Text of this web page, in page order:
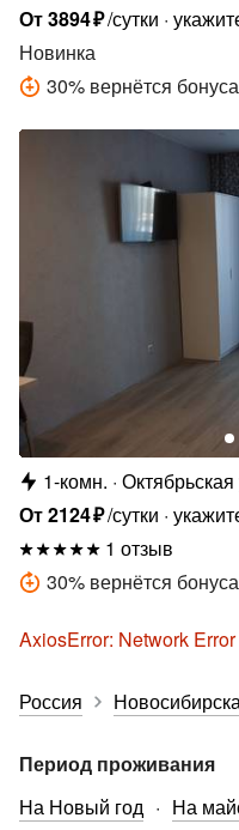
От3894₽/сутки
Новинка
30% вернётся
1-комн.
От2124₽/сутки
1 отзыв
30% вернётся
AxiosError: Network Error
Россия
Период проживания
На Новый год
На